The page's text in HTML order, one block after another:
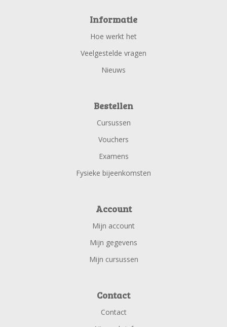
Informatie
Hoe werkt het
Veelgestelde vragen
Nieuws
Bestellen
Cursussen
Vouchers
Examens
Fysieke bijeenkomsten
Account
Mijn account
Mijn gegevens
Mijn cursussen
Contact
Contact